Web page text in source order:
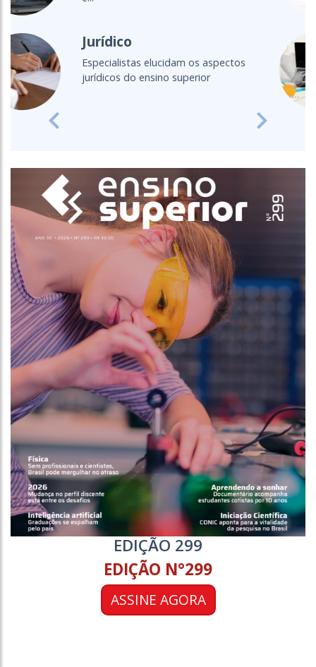
Ensino a distância
Fique por dentro das principais
discussões acerca do EAD
Previous Next
EDIÇÃO 299
EDIÇÃO N°299
ASSINE AGORA